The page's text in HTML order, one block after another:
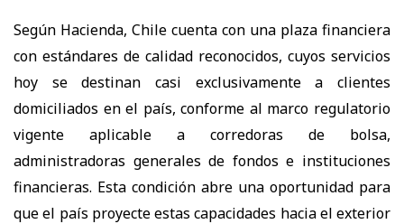
Según Hacienda, Chile cuenta con una plaza financiera
con estándares de calidad reconocidos, cuyos servicios
hoy se destinan casi exclusivamente a clientes
domiciliados en el país, conforme al marco regulatorio
vigente aplicable a corredoras de bolsa,
administradoras generales de fondos e instituciones
financieras. Esta condición abre una oportunidad para
que el país proyecte estas capacidades hacia el exterior